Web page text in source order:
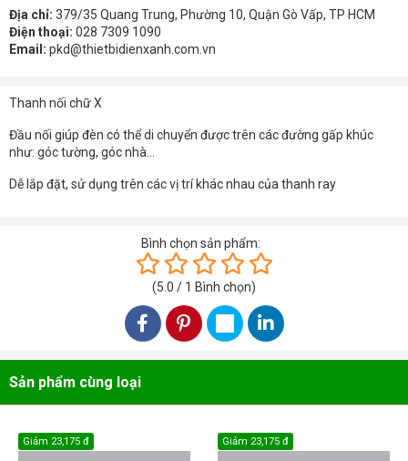
Địa chỉ: 379/35 Quang Trung, Phường 10, Quận Gò Vấp, TP HCM
Điện thoại: 028 7309 1090
Email: pkd@thietbidienxanh.com.vn
Thanh nối chữ X
Đầu nối giúp đèn có thể di chuyển được trên các đường gấp khúc
như: góc tường, góc nhà...
Dễ lắp đặt, sử dụng trên các vị trí khác nhau của thanh ray
Bình chọn sản phẩm:
(5.0 / 1 Bình chọn)
Sản phẩm cùng loại
Giảm 23,175 đ Giảm 23,175 đ